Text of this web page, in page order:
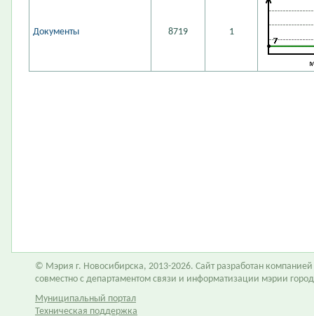
Документы 8719 1
© Мэрия г. Новосибирска, 2013-2026. Сайт разработан компанией
совместно с департаментом связи и информатизации мэрии
Муниципальный портал
Техническая поддержка